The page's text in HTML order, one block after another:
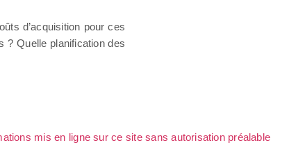
d’acquisition pour ces
? Quelle planification des
mis en ligne sur ce site sans autorisation préalable